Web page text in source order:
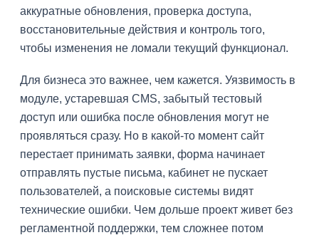
аккуратные обновления, проверка доступа,
восстановительные действия и контроль того,
чтобы изменения не ломали текущий функционал.
Для бизнеса это важнее, чем кажется. Уязвимость в
модуле, устаревшая CMS, забытый тестовый
доступ или ошибка после обновления могут не
проявляться сразу. Но в какой-то момент сайт
перестает принимать заявки, форма начинает
отправлять пустые письма, кабинет не пускает
пользователей, а поисковые системы видят
технические ошибки. Чем дольше проект живет без
регламентной поддержки, тем сложнее потом